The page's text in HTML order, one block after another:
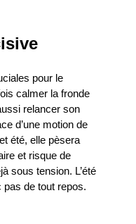
pour le
calmer la fronde
relancer son
d’une motion de
été, elle pèsera
et risque de
sous tension. L’été
pas de tout repos.